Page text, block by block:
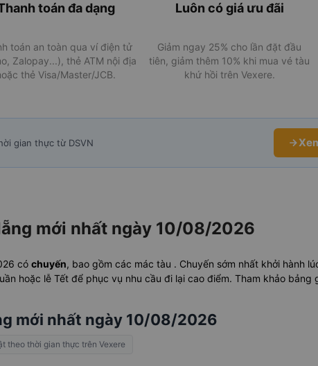
toán đa dạng
toán an toàn qua ví điện tử
Zalopay...), thẻ ATM nội địa
thẻ Visa/Master/JCB.
Luôn có giá ưu đãi
Giảm ngay 25% cho lần đặt đầu
tiên, giảm thêm 10% khi mua vé tàu
khứ hồi trên Vexere.
gian thực từ DSVN
mới nhất ngày 10/08/2026
có chuyến, bao gồm các mác tàu . Chuyến sớm nhất khởi hành
hoặc lễ Tết để phục vụ nhu cầu đi lại cao điểm. Tham khảo
mới nhất ngày 10/08/2026
theo thời gian thực trên Vexere